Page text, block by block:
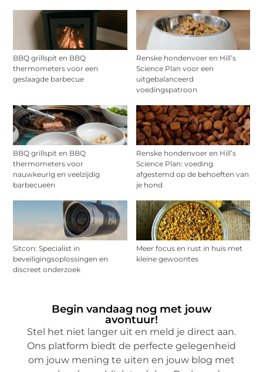
BBQ grillspit en BBQ
thermometers voor een
geslaagde barbecue
Renske hondenvoer en Hill’s
Science Plan voor een
uitgebalanceerd
voedingspatroon
BBQ grillspit en BBQ
thermometers voor
nauwkeurig en veelzijdig
barbecueën
Renske hondenvoer en Hill’s
Science Plan: voeding
afgestemd op de behoeften van
je hond
Sitcon: Specialist in
beveiligingsoplossingen en
discreet onderzoek
Meer focus en rust in huis met
kleine gewoontes
Begin vandaag nog met jouw
avontuur!
Stel het niet langer uit en meld je direct aan.
Ons platform biedt de perfecte gelegenheid
om jouw mening te uiten en jouw blog met